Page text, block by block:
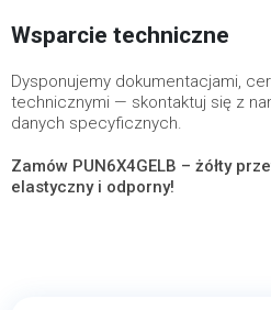
Wsparcie techniczne
Dysponujemy dokumentacjami,
technicznymi — skontaktuj się z
danych specyficznych.
Zamów PUN6X4GELB – żółty
elastyczny i odporny!